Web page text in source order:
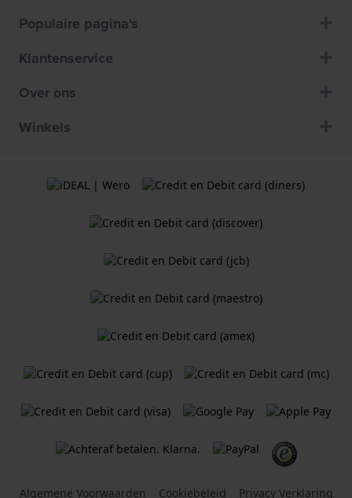
Populaire pagina's
Klantenservice
Over ons
Winkels
Algemene Voorwaarden Cookiebeleid Privacy Verklaring